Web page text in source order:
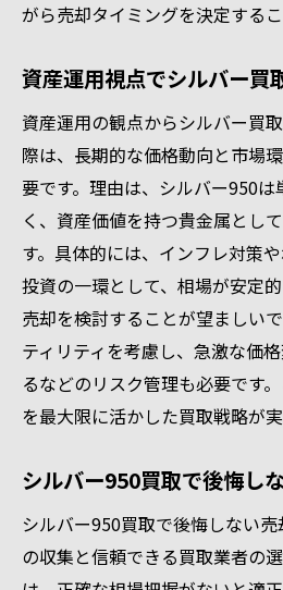
がら売却タイミングを決定するこ
資産運用視点でシルバー買
資産運用の観点からシルバー買
際は、長期的な価格動向と市場
要です。理由は、シルバー950
く、資産価値を持つ貴金属とし
す。具体的には、インフレ対策
投資の一環として、相場が安定
売却を検討することが望ましい
ティリティを考慮し、急激な価
るなどのリスク管理も必要です
を最大限に活かした買取戦略が実
シルバー950買取で後悔し
シルバー950買取で後悔しない売
の収集と信頼できる買取業者の